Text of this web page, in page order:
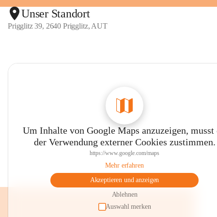
Unser Standort
Prigglitz 39, 2640 Prigglitz, AUT
Um Inhalte von Google Maps anzuzeigen, musst
der Verwendung externer Cookies zustimmen.
https://www.google.com/maps
Mehr erfahren
Akzeptieren und anzeigen
Ablehnen
Auswahl merken